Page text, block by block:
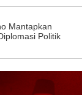
Mantapkan
Politik